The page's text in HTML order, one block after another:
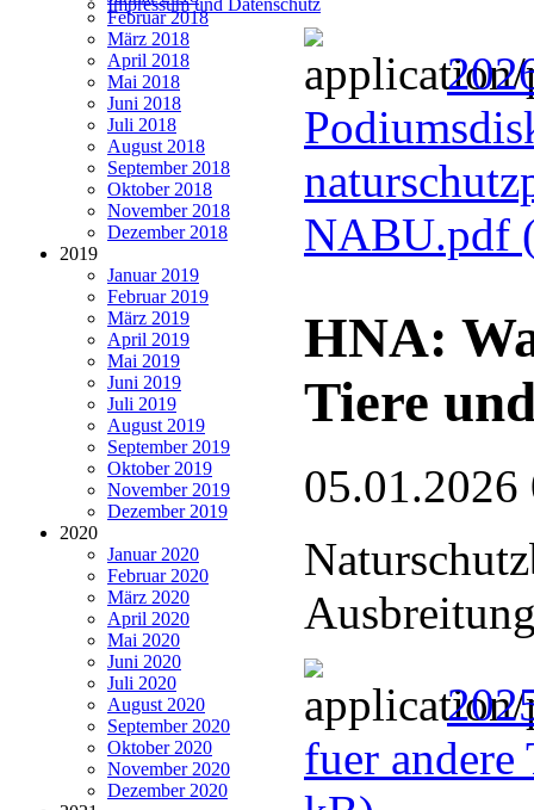
Impressum und Datenschutz
Februar 2018
März 2018
April 2018
Mai 2018
Juni 2018
Juli 2018
August 2018
September 2018
Oktober 2018
November 2018
Dezember 2018
2019
Januar 2019
Februar 2019
März 2019
April 2019
Mai 2019
Juni 2019
Juli 2019
August 2019
September 2019
Oktober 2019
November 2019
Dezember 2019
2020
Januar 2020
Februar 2020
März 2020
April 2020
Mai 2020
Juni 2020
Juli 2020
August 2020
September 2020
Oktober 2020
November 2020
Dezember 2020
NABU.pdf
HNA:
Tiere
05.01.2026
fuer